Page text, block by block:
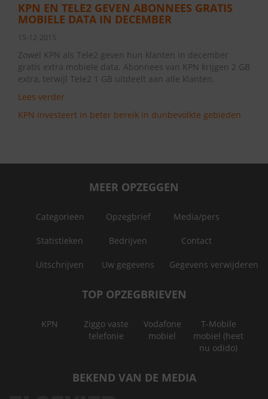
KPN EN TELE2 GEVEN ABONNEES GRATIS
MOBIELE DATA IN DECEMBER
15-12-2015
Zowel KPN als Tele2 geven hun klanten in december
gratis extra mobiele data. Abonnees van KPN krijgen 2 GB
extra, terwijl Tele2 1 GB uitdeelt aan alle klanten.
Lees verder
KPN investeert in beter bereik in dunbevolkte gebieden
MEER OPZEGGEN
Categorieën Opzegbrief Media/pers
Statistieken Bedrijven Contact
Uitschrijven Uw gegevens Gegevens verwijderen
TOP OPZEGBRIEVEN
KPN
Ziggo vaste
telefonie
Vodafone
mobiel
T-Mobile
mobiel (heet
nu odido)
BEKEND VAN DE MEDIA